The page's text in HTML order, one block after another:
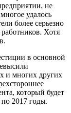
не
удалось
более серьезно
Хотя
в основной
и многих других
который будет
по 2017 годы.